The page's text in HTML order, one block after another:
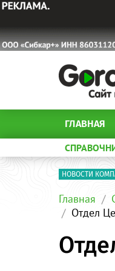
ГЛАВНАЯ
НОВОСТИ
Главная
Отдел